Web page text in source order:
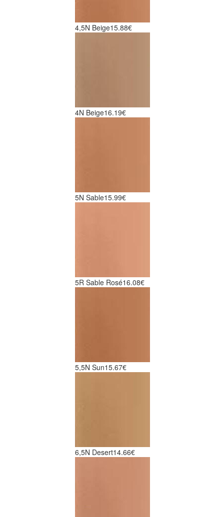
4,5N Beige15.88€
4N Beige16.19€
5N Sable15.99€
5R Sable Rosé16.08€
5,5N Sun15.67€
6,5N Desert14.66€